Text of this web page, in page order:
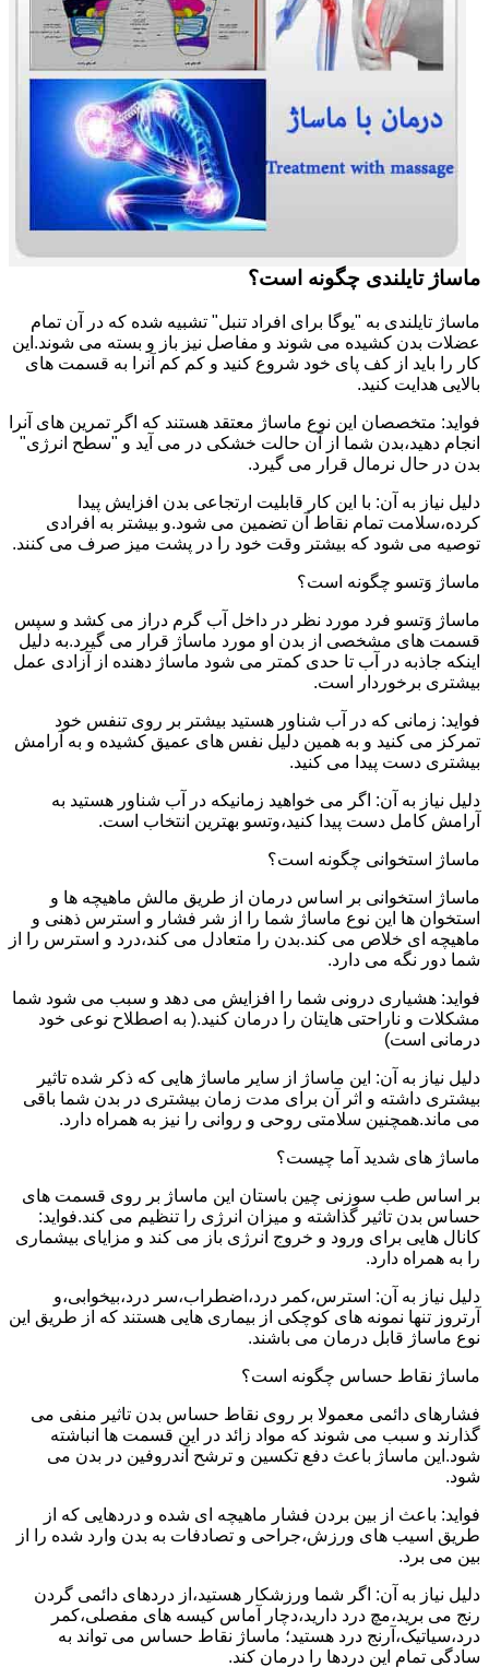
ماساژ تایلندی چگونه است؟
ماساژ تایلندی به "یوگا برای افراد تنبل" تشبیه شده که در آن تمام
عضلات بدن کشیده می شوند و مفاصل نیز باز و بسته می شوند.این
کار را باید از کف پای خود شروع کنید و کم کم آنرا به قسمت های
بالایی هدایت کنید.
فواید: متخصصان این نوع ماساژ معتقد هستند که اگر تمرین های آنرا
انجام دهید،بدن شما از آن حالت خشکی در می آید و "سطح انرژی"
بدن در حال نرمال قرار می گیرد.
دلیل نیاز به آن: با این کار قابلیت ارتجاعی بدن افزایش پیدا
کرده،سلامت تمام نقاط آن تضمین می شود.و بیشتر به افرادی
توصیه می شود که بیشتر وقت خود را در پشت میز صرف می کنند.
ماساژ وَتسو چگونه است؟
ماساژ وَتسو فرد مورد نظر در داخل آب گرم دراز می کشد و سپس
قسمت های مشخصی از بدن او مورد ماساژ قرار می گیرد.به دلیل
اینکه جاذبه در آب تا حدی کمتر می شود ماساژ دهنده از آزادی عمل
بیشتری برخوردار است.
فواید: زمانی که در آب شناور هستید بیشتر بر روی تنفس خود
تمرکز می کنید و به همین دلیل نفس های عمیق کشیده و به آرامش
بیشتری دست پیدا می کنید.
دلیل نیاز به آن: اگر می خواهید زمانیکه در آب شناور هستید به
آرامش کامل دست پیدا کنید،وتسو بهترین انتخاب است.
ماساژ استخوانی چگونه است؟
ماساژ استخوانی بر اساس درمان از طریق مالش ماهیچه ها و
استخوان ها این نوع ماساژ شما را از شر فشار و استرس ذهنی و
ماهیچه ای خلاص می کند.بدن را متعادل می کند،درد و استرس را از
شما دور نگه می دارد.
فواید: هشیاری درونی شما را افزایش می دهد و سبب می شود شما
مشکلات و ناراحتی هایتان را درمان کنید.( به اصطلاح نوعی خود
درمانی است)
دلیل نیاز به آن: این ماساژ از سایر ماساژ هایی که ذکر شده تاثیر
بیشتری داشته و اثر آن برای مدت زمان بیشتری در بدن شما باقی
می ماند.همچنین سلامتی روحی و روانی را نیز به همراه دارد.
ماساژ های شدید آما چیست؟
بر اساس طب سوزنی چین باستان این ماساژ بر روی قسمت های
حساس بدن تاثیر گذاشته و میزان انرژی را تنظیم می کند.فواید:
کانال هایی برای ورود و خروج انرژی باز می کند و مزایای بیشماری
را به همراه دارد.
دلیل نیاز به آن: استرس،کمر درد،اضطراب،سر درد،بیخوابی،و
آرتروز تنها نمونه های کوچکی از بیماری هایی هستند که از طریق این
نوع ماساژ قابل درمان می باشند.
ماساژ نقاط حساس چگونه است؟
فشارهای دائمی معمولا بر روی نقاط حساس بدن تاثیر منفی می
گذارند و سبب می شوند که مواد زائد در این قسمت ها انباشته
شود.این ماساژ باعث دفع تکسین و ترشح آندروفین در بدن می
شود.
فواید: باعث از بین بردن فشار ماهیچه ای شده و دردهایی که از
طریق اسیب های ورزش،جراحی و تصادفات به بدن وارد شده را از
بین می برد.
دلیل نیاز به آن: اگر شما ورزشکار هستید،از دردهای دائمی گردن
رنج می برید،مچ درد دارید،دچار آماس کیسه های مفصلی،کمر
درد،سیاتیک،آرنج درد هستید؛ ماساژ نقاط حساس می تواند به
سادگی تمام این دردها را درمان کند.